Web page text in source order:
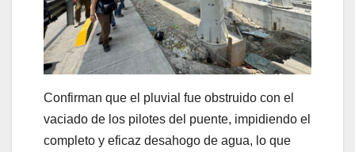
Confirman que el pluvial fue obstruido con el
vaciado de los pilotes del puente, impidiendo el
completo y eficaz desahogo de agua, lo que